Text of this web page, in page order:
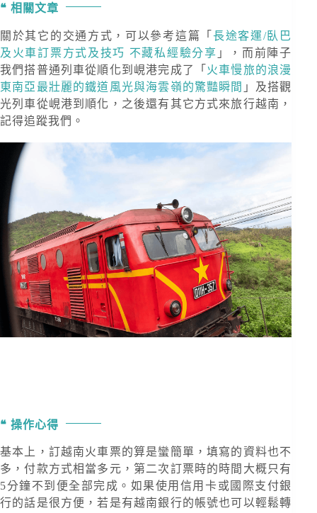
相關文章
關於其它的交通方式，可以參考這篇「 長途客運/臥巴
及火車訂票方式及技巧 不藏私經驗分享 」，而前陣子
我們搭普通列車從順化到峴港完成了「 火車慢旅的浪漫
東南亞最壯麗的鐵道風光與海雲嶺的驚豔瞬間 」及搭觀
光列車從峴港到順化，之後還有其它方式來旅行越南，
記得追蹤我們。
操作心得
基本上，訂越南火車票的算是蠻簡單，填寫的資料也不
多，付款方式相當多元，第二次訂票時的時間大概只有
5分鐘不到便全部完成。如果使用信用卡或國際支付銀
行的話是很方便，若是有越南銀行的帳號也可以輕鬆轉